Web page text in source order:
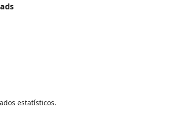
estatísticos.